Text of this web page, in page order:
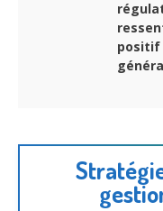
positif